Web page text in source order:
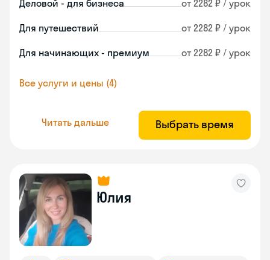
Деловой - для бизнеса от 2282 ₽ / урок
Для путешествий от 2282 ₽ / урок
Для начинающих - премиум от 2282 ₽ / урок
Все услуги и цены (4)
Читать дальше Выбрать время
Юлия